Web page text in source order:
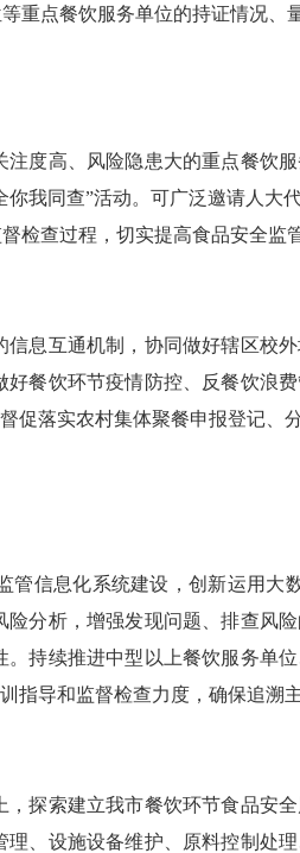
重点餐饮服务单位的持证情况
高、风险隐患大的重点餐饮
我同查”活动。可广泛邀请人
检查过程，切实提高食品安全监
互通机制，协同做好辖区校
餐饮环节疫情防控、反餐饮浪
促落实农村集体聚餐申报登记、
息化系统建设，创新运用大
分析，增强发现问题、排查风
持续推进中型以上餐饮服务单
导和监督检查力度，确保追溯
索建立我市餐饮环节食品安
、设施设备维护、原料控制处